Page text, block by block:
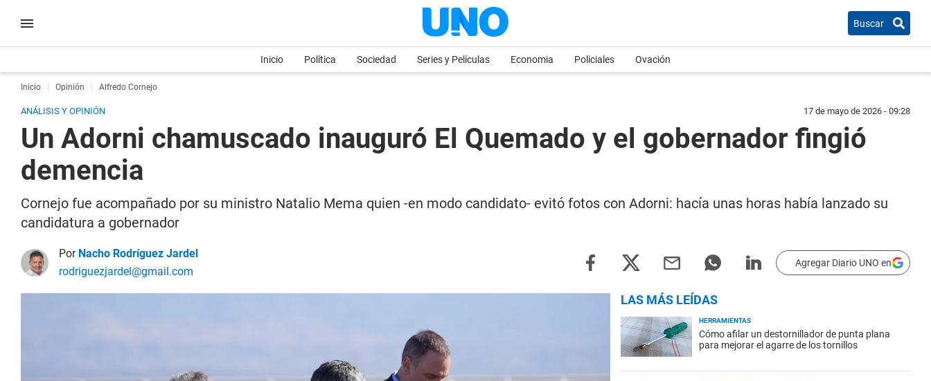
Buscar
Inicio Política Sociedad Series y Películas Economia Policiales Ovación
Inicio Opinión Alfredo Cornejo
ANÁLISIS Y OPINIÓN 17 de mayo de 2026 - 09:28
Un Adorni chamuscado inauguró El Quemado y el gobernador fingió
demencia
Cornejo fue acompañado por su ministro Natalio Mema quien -en modo candidato- evitó fotos con Adorni: hacía unas horas había lanzado su
candidatura a gobernador
Por Nacho Rodríguez Jardel
rodriguezjardel@gmail.com
Agregar Diario UNO en
LAS MÁS LEÍDAS
HERRAMIENTAS
Cómo afilar un destornillador de punta plana
para mejorar el agarre de los tornillos